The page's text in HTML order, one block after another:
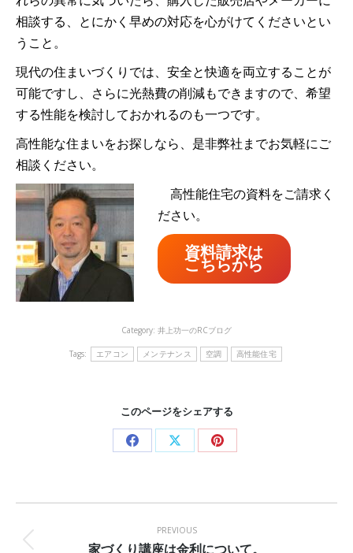
相談する、とにかく早めの対応を心がけてくださいとい
うこと。
現代の住まいづくりでは、安全と快適を両立することが
可能ですし、さらに光熱費の削減もできますので、希望
する性能を検討しておかれるのも一つです。
高性能な住まいをお探しなら、是非弊社までお気軽にご
相談ください。
高性能住宅の資料をご請求く
ださい。
資料請求は
こちらから
Category: 井上功一のRCブログ
Tags: エアコン メンテナンス 空調 高性能住宅
このページをシェアする
Share Share Share
navigation
PREVIOUS
Previous
家づくり講座は金利について。